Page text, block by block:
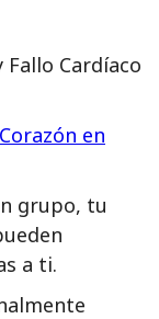
Fallo Cardíaco
en
grupo, tu
a ti.